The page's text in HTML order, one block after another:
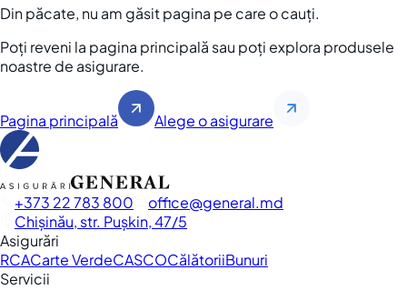
Din păcate, nu am găsit pagina pe care o cauți.
Poți reveni la pagina principală sau poți explora produsele
noastre de asigurare.
Pagina principală Alege o asigurare
+373 22 783 800 office
general.md
Chișinău, str. Pușkin, 47/5
Asigurări
RCACarte VerdeCASCOCălătoriiBunuri
Servicii